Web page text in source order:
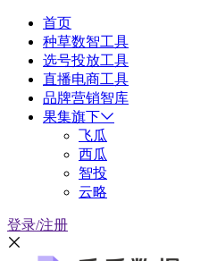
首页
种草数智工具
选号投放工具
直播电商工具
品牌营销智库
果集旗下
飞瓜
西瓜
智投
云略
登录/注册